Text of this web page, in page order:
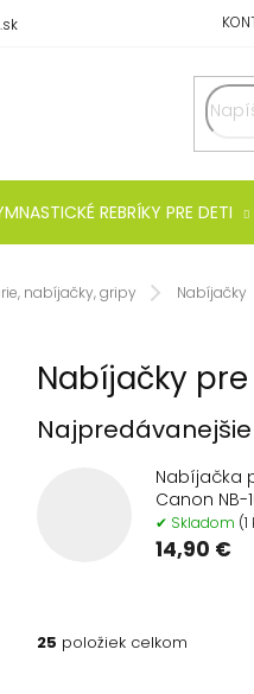
REBRÍKY PRE DETI
nabíjačky, gripy Nabíjačky
Nabíjačky
Najpredávanejšie
Nabíjačka
Canon NB-
✔ Skladom
14,90 €
25 položiek celkom